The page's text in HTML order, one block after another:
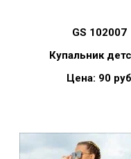
GS 102007
Купальник
Цена: 90 руб